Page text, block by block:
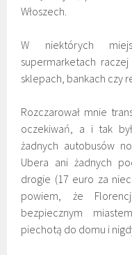
Włoszech.
W niektórych
supermarketach
sklepach, bankach czy
Rozczarował mnie
oczekiwań, a i tak
żadnych autobusów
Ubera ani żadnych
drogie (17 euro za
powiem, że
bezpiecznym
piechotą do domu i